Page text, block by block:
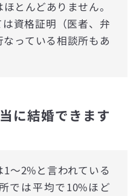
とんどありません。
資格証明（医者、弁
っている相談所もあ
に結婚できます
〜2%と言われている
では平均で10%ほど